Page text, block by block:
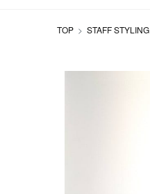
TOP STAFF STYLING